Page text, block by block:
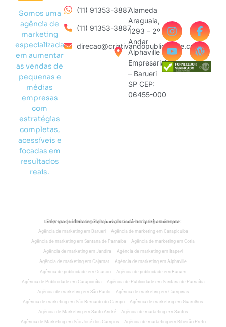
Somos uma
agência de
marketing
especializada
em aumentar
as vendas de
pequenas e
médias
empresas
com
estratégias
completas,
acessíveis e
focadas em
resultados
reais.
(11) 91353-3887
(11) 91353-3887
direcao@criativandopublicidade.com
Alameda
Araguaia,
1293 – 2º
Andar
Alphaville
Empresarial
– Barueri
SP CEP:
06455-000
Links que podem ser úteis para os usuários que buscam por:
Empresa de Marketing Digital
Agência de marketing em Osasco
Agência de marketing em Barueri
Agência de marketing em Carapicuiba
Agência de marketing em Santana de Parnaíba
Agência de marketing em Cotia
Agência de marketing em Jandira
Agência de marketing em Itapevi
Agência de marketing em Cajamar
Agência de marketing em Alphaville
Agência de publicidade em Osasco
Agência de publicidade em Barueri
Agência de Publicidade em Carapicuíba
Agência de Publicidade em Santana de Parnaíba
Agência de marketing em São Paulo
Agência de marketing em Campinas
Agência de marketing em São Bernardo do Campo
Agência de marketing em Guarulhos
Agência de Marketing em Santo André
Agência de marketing em Santos
Agência de Marketing em São José dos Campos
Agência de marketing em Ribeirão Preto